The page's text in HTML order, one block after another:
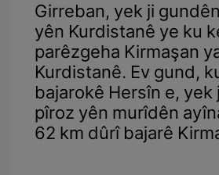
Girreban, yek ji
yên Kurdistanê ye ku
parêzgeha Kirmaşan
Kurdistanê. Ev gund,
bajarokê Hersîn e, yek
pîroz yên murîdên
62 km dûrî bajarê